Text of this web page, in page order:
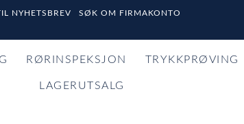
NYHETSBREV
SØK OM FIRMAKONTO
RØRINSPEKSJON TRYKKPRØVING
LAGERUTSALG